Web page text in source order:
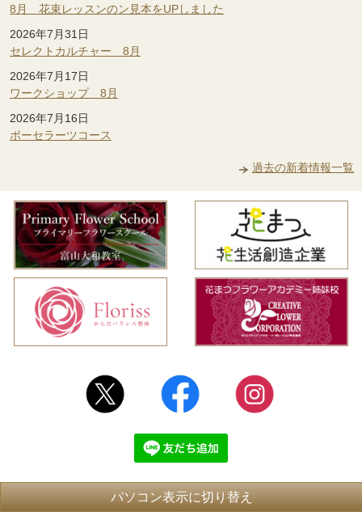
8月 花束レッスンのン見本をUPしました
2026年7月31日
セレクトカルチャー 8月
2026年7月17日
ワークショップ 8月
2026年7月16日
ポーセラーツコース
過去の新着情報一覧
パソコン表示に切り替え